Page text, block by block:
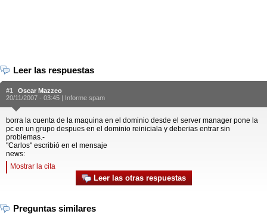
Leer las respuestas
#1
Oscar Mazzeo
20/11/2007 - 03:45 | Informe spam
borra la cuenta de la maquina en el dominio desde el server manager pone la
pc en un grupo despues en el dominio reiniciala y deberias entrar sin
problemas.-
"Carlos" escribió en el mensaje
news:
Mostrar la cita
Leer las otras respuestas
Preguntas similares